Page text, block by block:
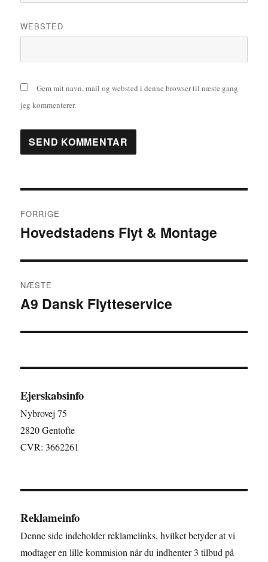
WEBSTED
Gem mit navn, mail og websted i denne browser til næste gang
jeg kommenterer.
FORRIGE
Forrige
Hovedstadens Flyt & Montage
NÆSTE
Næste
A9 Dansk Flytteservice
Ejerskabsinfo
Nybrovej 75
2820 Gentofte
CVR: 3662261
Reklameinfo
Denne side indeholder reklamelinks, hvilket betyder at vi
modtager en lille kommision når du indhenter 3 tilbud på